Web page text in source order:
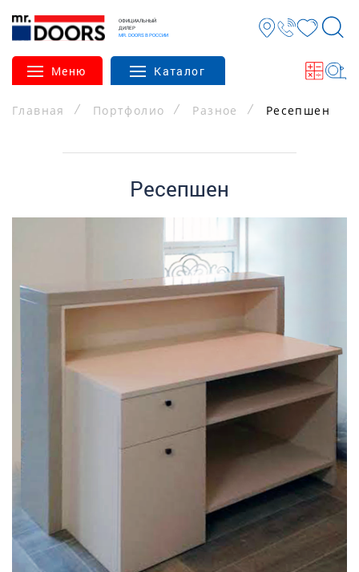
ОФИЦИАЛЬНЫЙ
ДИЛЕР
MR. DOORS В РОССИИ
Меню Каталог
Главная Портфолио Разное Ресепшен
Ресепшен